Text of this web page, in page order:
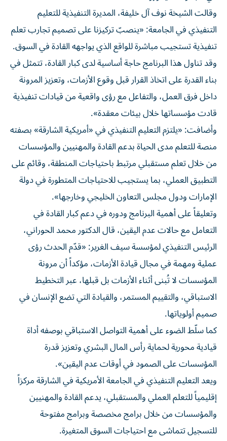
وقالت الشيخة نوف آل خليفة، المديرة التنفيذية للتعليم
التنفيذي في الجامعة: «ينصبّ تركيزنا على تصميم تجارب تعلم
تنفيذية تستجيب مباشرة للواقع الذي يواجهه القادة في السوق.
وقد تناول هذا البرنامج حاجة أساسية لدى كبار القادة، تتمثل في
بناء القدرة على اتخاذ القرار قبل وقوع الأزمات، وتعزيز المرونة
داخل فرق العمل، والتفاعل مع رؤى واقعية من قيادات تنفيذية
قادت مؤسساتها خلال بيئات معقدة».
وأضافت: «يلتزم التعليم التنفيذي في «أمريكية الشارقة» بصفته
منصة للتعلم مدى الحياة بدعم القادة والمهنيين والمؤسسات
من خلال تعلم مستقبلي مرتبط باحتياجات المنطقة، وقائم على
التطبيق العملي، بما يستجيب للاحتياجات المتطورة في دولة
الإمارات ودول مجلس التعاون الخليجي وخارجها».
وتعليقاً على أهمية البرنامج ودوره في دعم كبار القادة في
التعامل مع حالات عدم اليقين، قال الدكتور محمد الحوراني،
الرئيس التنفيذي لمؤسسة سيف الغرير: «قدّم الحدث رؤى
عملية ومهمة في مجال قيادة الأزمات، مؤكداً أن مرونة
المؤسسات لا تُبنى أثناء الأزمات بل قبلها، عبر التخطيط
الاستباقي، والتقييم المستمر، والقيادة التي تضع الإنسان في
صميم أولوياتها.
كما سلّط الضوء على أهمية التواصل الاستباقي بوصفه أداة
قيادية محورية لحماية رأس المال البشري وتعزيز قدرة
المؤسسات على الصمود في أوقات عدم اليقين».
ويعد التعليم التنفيذي في الجامعة الأمريكية في الشارقة مركزاً
إقليمياً للتعلم العملي والمستقبلي، يدعم القادة والمهنيين
والمؤسسات من خلال برامج مخصصة وبرامج مفتوحة
للتسجيل تتماشى مع احتياجات السوق المتغيرة.